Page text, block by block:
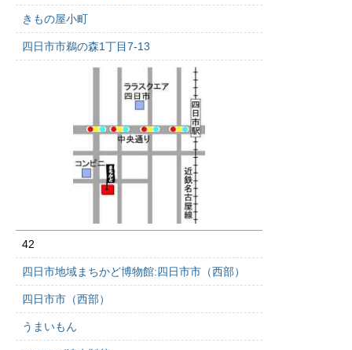
きもの屋小町
四日市市鵜の森1丁目7-13
42
四日市地域まちかど博物館:四日市市（西部）
四日市市（西部）
うまいもん